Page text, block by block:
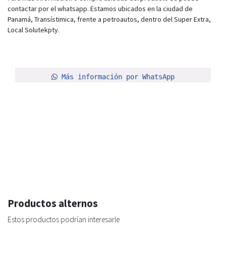
contactar por el whatsapp. Estamos ubicados en la ciudad de
Panamá, Transístimica, frente a petroautos, dentro del Super Extra,
Local Solutekpty.
Más información por WhatsApp
Productos alternos
Estos productos podrían interesarle